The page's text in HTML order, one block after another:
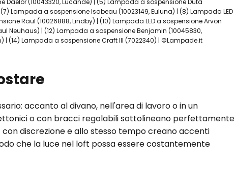
Daelor (10043320, Lucande) | (5) Lampada a sospensione Duta
Lampada a sospensione Isabeau (10023149, Euluna) | (8) Lampada LED
Raul (10026888, Lindby) | (10) Lampada LED a sospensione Arvon
Neuhaus) | (12) Lampada a sospensione Benjamin (10045830,
| (14) Lampada a sospensione Craft III (7022340) | ©Lampade.it
accanto al divano, nell'area di lavoro o in un
o con bracci regolabili sottolineano perfettamente
discrezione e allo stesso tempo creano accenti
che la luce nel loft possa essere costantemente